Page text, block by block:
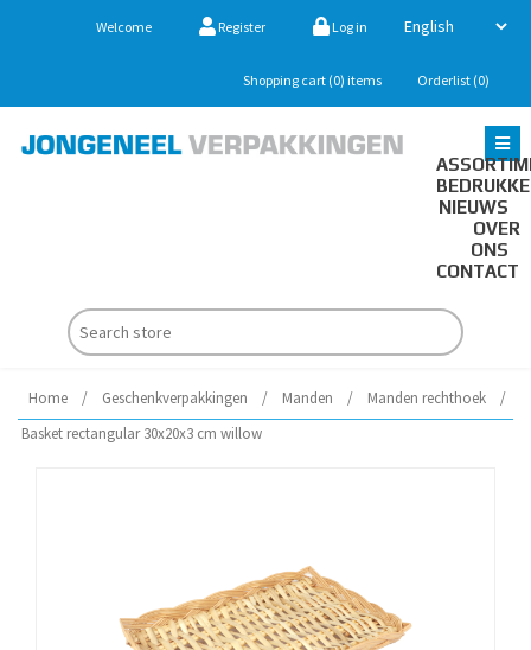
Welcome Register Log in
Shopping cart (0) items Orderlist (0)
NIEUWS
OVER
ONS
CONTACT
Home / Geschenkverpakkingen / Manden / Manden rechthoek
/
Basket rectangular 30x20x3 cm willow